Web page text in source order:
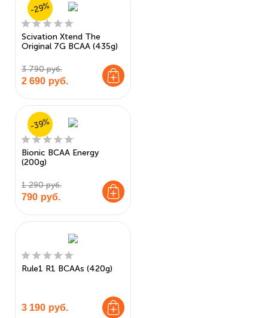
Scivation Xtend The
Original 7G BCAA (435g)
3 790 руб.
2 690 руб.
-29%
Bionic BCAA Energy
(200g)
1 290 руб.
790 руб.
-39%
Rule1 R1 BCAAs (420g)
3 190 руб.